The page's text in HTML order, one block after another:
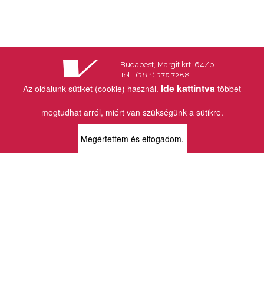
Az oldalunk sütiket (cookie) használ. Ide kattintva többet
megtudhat arról, miért van szükségünk a sütikre.
Megértettem és elfogadom.
Budapest, Margit krt. 64/b
Tel.: (36 1) 375 7288
Fax.: (36 1) 202 7145
Email: